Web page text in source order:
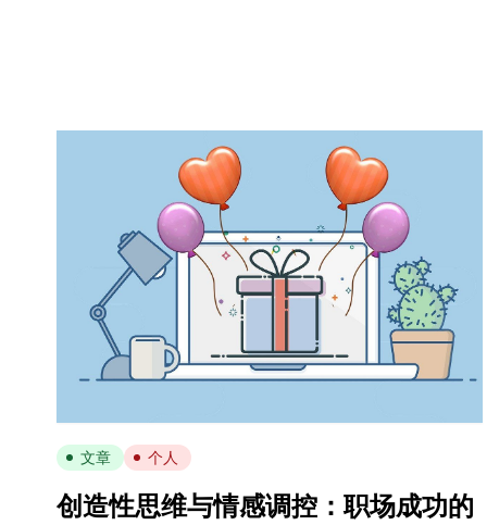
文章 个人
创造性思维与情感调控：职场成功的